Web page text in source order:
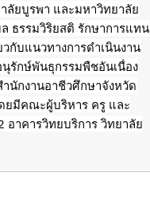
ลัยบูรพา และมหาวิทยาลัย
ธรรมวิริยสติ รักษาการแทน
กับแนวทางการดำเนินงาน
นุรักษ์พันธุกรรมพืชอันเนื่อง
นักงานอาชีวศึกษาจังหวัด
ยมีคณะผู้บริหาร ครู และ
าคารวิทยบริการ วิทยาลัย